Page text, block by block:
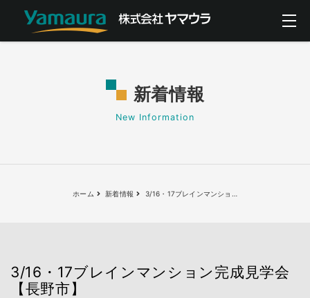
新着情報
New Information
ホーム 新着情報 3/16・17ブレインマンショ
3/16・17ブレインマンション完成見学会
【長野市】